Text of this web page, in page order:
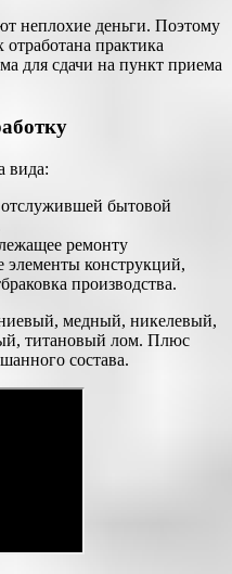
неплохие деньги. Поэтому
практика
для сдачи на пункт приема
вида:
отслужившей бытовой
ремонту
конструкций,
производства.
медный, никелевый,
титановый лом. Плюс
состава.